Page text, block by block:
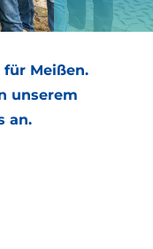
für Meißen.
unserem
an.